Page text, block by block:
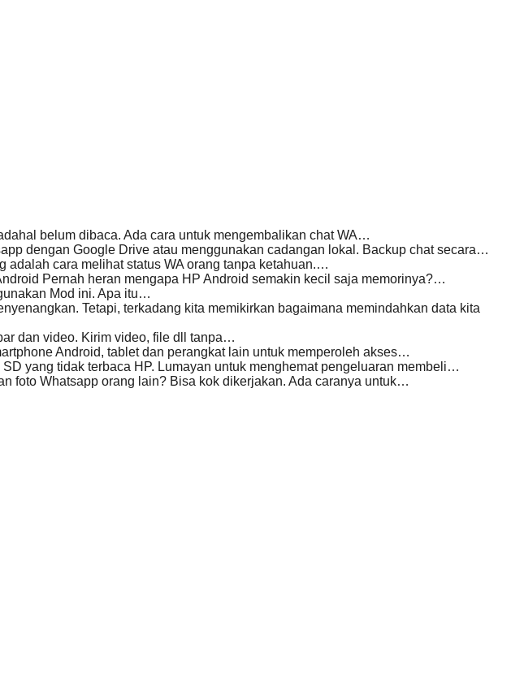
belum dibaca. Ada cara untuk mengembalikan chat WA…
dengan Google Drive atau menggunakan cadangan lokal. Backup chat secara…
adalah cara melihat status WA orang tanpa ketahuan.…
Pernah heran mengapa HP Android semakin kecil saja memorinya?…
Mod ini. Apa itu…
Tetapi, terkadang kita memikirkan bagaimana memindahkan data kita
dan video. Kirim video, file dll tanpa…
Android, tablet dan perangkat lain untuk memperoleh akses…
yang tidak terbaca HP. Lumayan untuk menghemat pengeluaran membeli…
foto Whatsapp orang lain? Bisa kok dikerjakan. Ada caranya untuk…